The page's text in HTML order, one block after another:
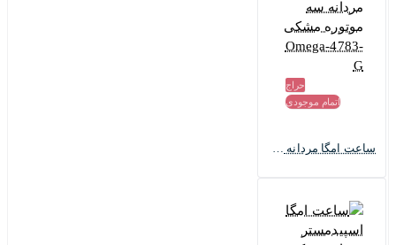
حراج
اتمام موجودی
ساعت امگا مردانه سه موتوره مشکی Omega-4783-G